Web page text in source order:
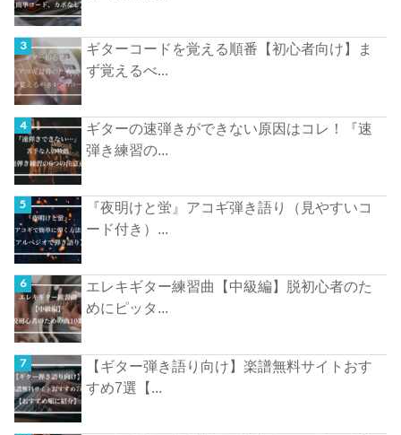
ギターコードを覚える順番【初心者向け】ま
ず覚えるべ...
ギターの速弾きができない原因はコレ！『速
弾き練習の...
『夜明けと蛍』アコギ弾き語り（見やすいコ
ード付き）...
エレキギター練習曲【中級編】脱初心者のた
めにピッタ...
【ギター弾き語り向け】楽譜無料サイトおす
すめ7選【...